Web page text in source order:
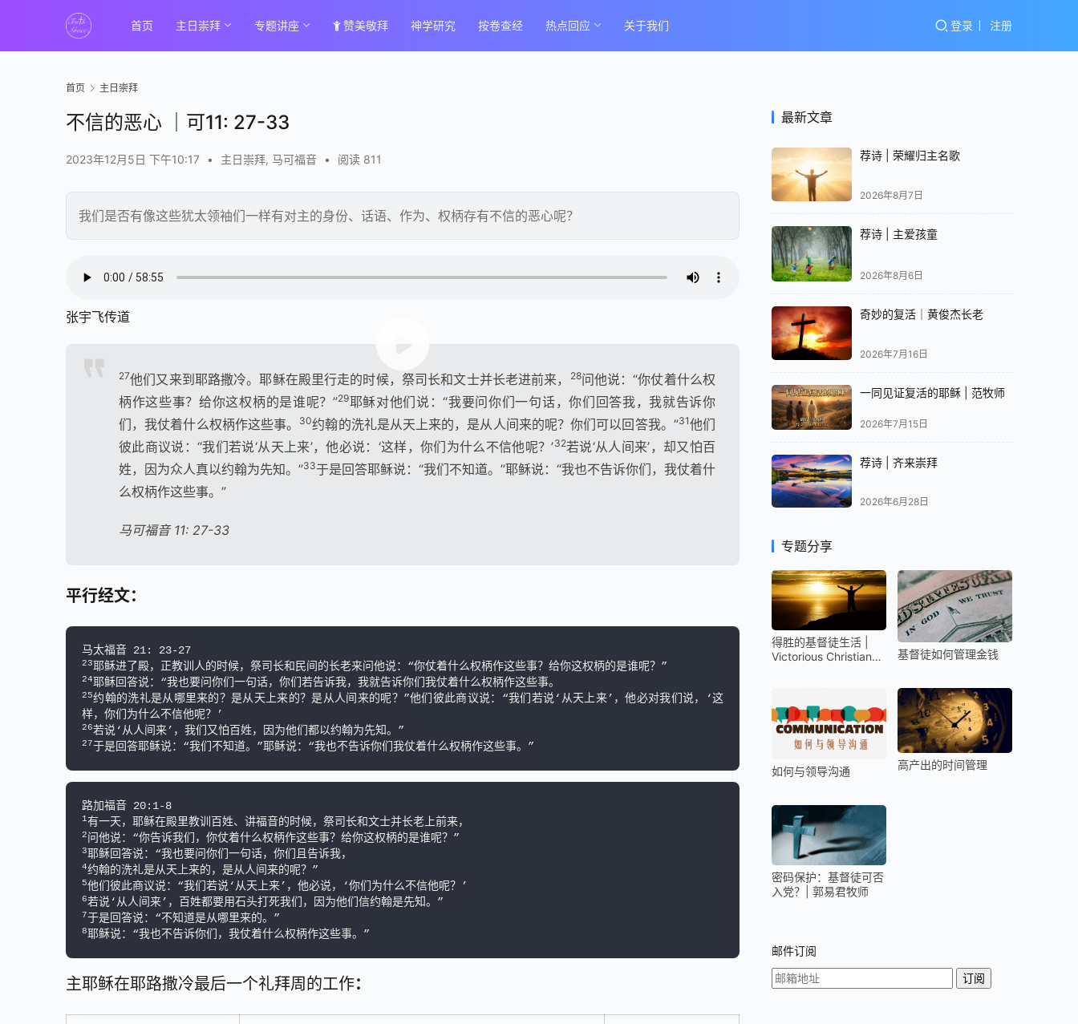
首页 主日崇拜 专题讲座 赞美敬拜 神学研究 按卷查经 热点回应 关于我们 登录 注册
首页 主日崇拜
不信的恶心 ｜可11: 27-33
2023年12月5日 下午10:17 • 主日崇拜, 马可福音 • 阅读 811
我们是否有像这些犹太领袖们一样有对主的身份、话语、作为、权柄存有不信的恶心呢？
张宇飞传道
27他们又来到耶路撒冷。耶稣在殿里行走的时候，祭司长和文士并长老进前来， 28问他说：“你仗着什么权
柄作这些事？给你这权柄的是谁呢？”29耶稣对他们说：“我要问你们一句话，你们回答我，我就告诉你
们，我仗着什么权柄作这些事。
30约翰的洗礼是从天上来的，是从人间来的呢？你们可以回答我。”31他们
彼此商议说：“我们若说‘从天上来’，他必说：‘这样，你们为什么不信他呢？’32若说‘从人间来’，却又怕百
姓，因为众人真以约翰为先知。”33于是回答耶稣说：“我们不知道。”耶稣说：“我也不告诉你们，我仗着什
么权柄作这些事。”
马可福音 11: 27-33
平行经文：
23
24
25约翰的洗礼是从哪里来的？是从天上来的？是从人间来的呢？”他们彼此商议说：“我们若说‘从天上来’，他必对我们说，‘这
26
27于是回答耶稣说：“我们不知道。”耶稣说：“我也不告诉你们我仗着什么权柄作这些事。”
1
2
3
4
5
6
7
8耶稣说：“我也不告诉你们，我仗着什么权柄作这些事。”
主耶稣在耶路撒冷最后一个礼拜周的工作：
最新文章
荐诗 | 荣耀归主名歌
2026年8月7日
荐诗 | 主爱孩童
2026年8月6日
奇妙的复活｜黄俊杰长老
2026年7月16日
一同见证复活的耶稣 | 范牧师
2026年7月15日
荐诗 | 齐来崇拜
2026年6月28日
专题分享
得胜的基督徒生活 |
Victorious Christian
基督徒如何管理金钱
如何与领导沟通 高产出的时间管理
密码保护：基督徒可否
入党？| 郭易君牧师
邮件订阅